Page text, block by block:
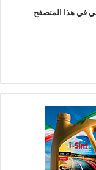
في هذا المتصفح